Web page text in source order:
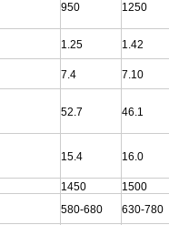
950 1250
1.25 1.42
7.4 7.10
52.7 46.1
15.4 16.0
1450 1500
580-680 630-780